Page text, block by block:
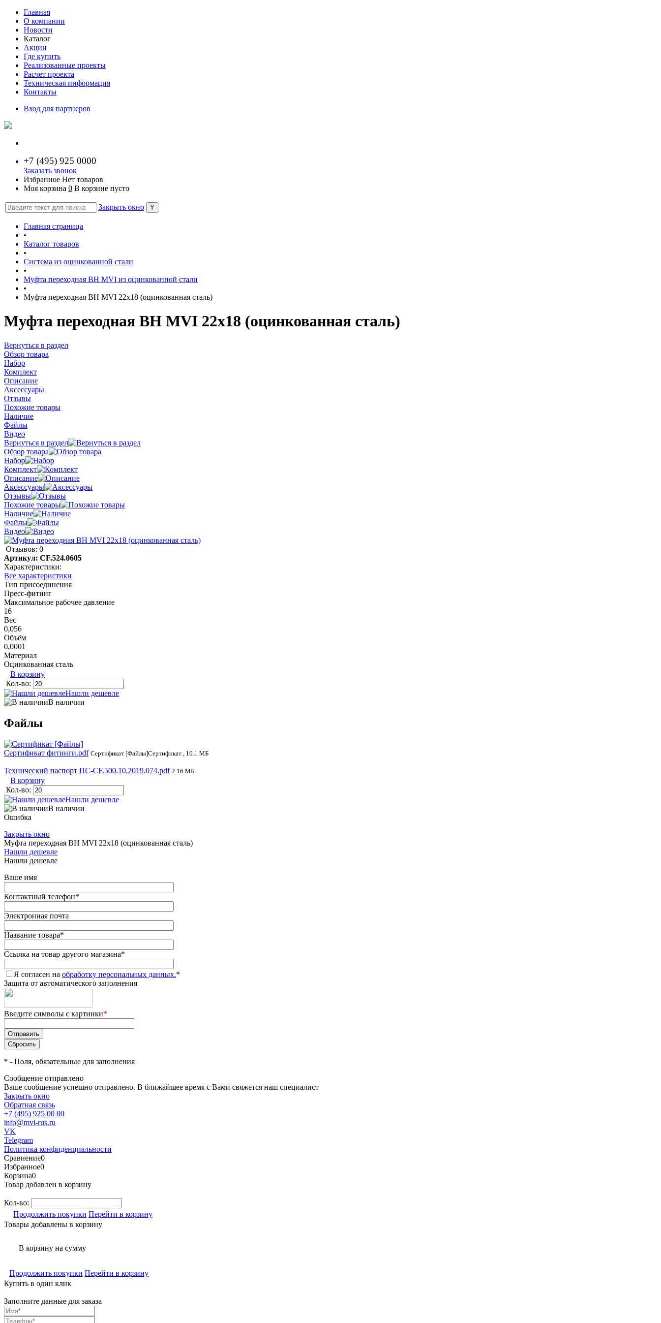
Главная
О компании
Новости
Каталог
Акции
Где купить
Реализованные проекты
Расчет проекта
Техническая информация
Контакты
Вход для партнеров
+7 (495) 925 0000
Заказать звонок
Избранное Нет товаров
Моя корзина 0 В корзине пусто
Закрыть окно
Главная страница
•
Каталог товаров
•
Система из оцинкованной стали
•
Муфта переходная ВН MVI из оцинкованной стали
•
Муфта переходная ВН MVI 22x18 (оцинкованная сталь)
Муфта переходная ВН MVI 22x18 (оцинкованная сталь)
Вернуться в раздел
Обзор товара
Набор
Комплект
Описание
Аксессуары
Отзывы
Похожие товары
Наличие
Файлы
Видео
Вернуться в раздел
Обзор товара
Набор
Комплект
Описание
Аксессуары
Отзывы
Похожие товары
Наличие
Файлы
Видео
Отзывов: 0
Артикул: CF.524.0605
Характеристики:
Все характеристики
Тип присоединения
Пресс-фитинг
Максимальное рабочее давление
16
Вес
0,056
Объём
0,0001
Материал
Оцинкованная сталь
В корзину
Кол-во:
Нашли дешевле
В наличии
Файлы
Сертификат фитинги.pdf Сертификат [Файлы]Сертификат , 10.1 МБ
Технический паспорт ПС-CF.500.10.2019.074.pdf 2.16 МБ
В корзину
Кол-во:
Нашли дешевле
В наличии
Ошибка
Закрыть окно
Муфта переходная ВН MVI 22x18 (оцинкованная сталь)
Нашли дешевле
Нашли дешевле
Ваше имя
Контактный телефон*
Электронная почта
Название товара*
Ссылка на товар другого магазина*
Я согласен на обработку персональных данных.*
Защита от автоматического заполнения
Введите символы с картинки*
* - Поля, обязательные для заполнения
Сообщение отправлено
Ваше сообщение успешно отправлено. В ближайшее время с Вами свяжется наш специалист
Закрыть окно
Обратная связь
+7 (495) 925 00 00
info@mvi-rus.ru
VK
Telegram
Политика конфиденциальности
Сравнение0
Избранное0
Корзина0
Товар добавлен в корзину
Кол-во:
Продолжить покупки Перейти в корзину
Товары добавлены в корзину
В корзину на сумму
Продолжить покупки Перейти в корзину
Купить в один клик
Заполните данные для заказа